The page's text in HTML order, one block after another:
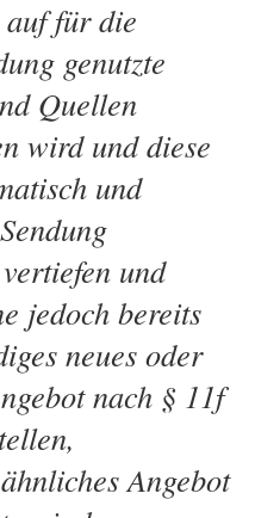
für die
genutzte
Quellen
wird und diese
und
und
jedoch bereits
neues oder
nach § 11f
Angebot